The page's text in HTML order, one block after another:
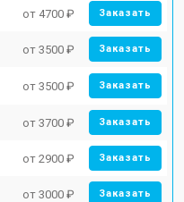
от 4700 ₽ Заказать
от 3500 ₽ Заказать
от 3500 ₽ Заказать
от 3700 ₽ Заказать
от 2900 ₽ Заказать
от 3000 ₽ Заказать